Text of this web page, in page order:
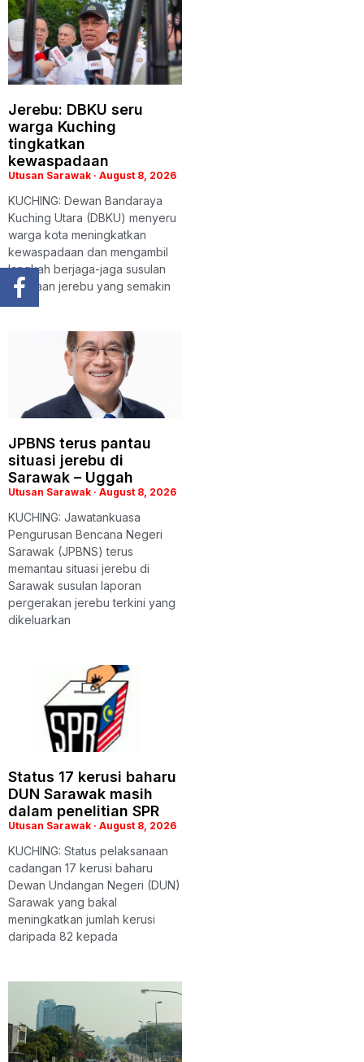
Jerebu: DBKU seru
warga Kuching
tingkatkan
kewaspadaan
Utusan Sarawak August 8, 2026
KUCHING: Dewan Bandaraya
Kuching Utara (DBKU) menyeru
warga kota meningkatkan
kewaspadaan dan mengambil
langkah berjaga-jaga susulan
keadaan jerebu yang semakin
JPBNS terus pantau
situasi jerebu di
Sarawak – Uggah
Utusan Sarawak August 8, 2026
KUCHING: Jawatankuasa
Pengurusan Bencana Negeri
Sarawak (JPBNS) terus
memantau situasi jerebu di
Sarawak susulan laporan
pergerakan jerebu terkini yang
dikeluarkan
Status 17 kerusi baharu
DUN Sarawak masih
dalam penelitian SPR
Utusan Sarawak August 8, 2026
KUCHING: Status pelaksanaan
cadangan 17 kerusi baharu
Dewan Undangan Negeri (DUN)
Sarawak yang bakal
meningkatkan jumlah kerusi
daripada 82 kepada